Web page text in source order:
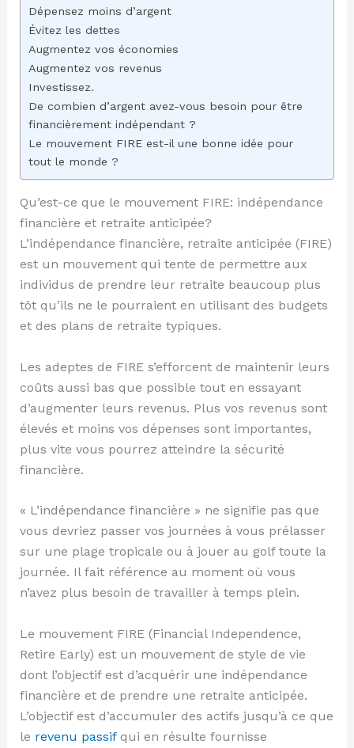
Dépensez moins d’argent
Évitez les dettes
Augmentez vos économies
Augmentez vos revenus
Investissez.
De combien d’argent avez-vous besoin pour être
financièrement indépendant ?
Le mouvement FIRE est-il une bonne idée pour
tout le monde ?
Qu’est-ce que le mouvement FIRE: indépendance
financière et retraite anticipée?
L’indépendance financière, retraite anticipée (FIRE)
est un mouvement qui tente de permettre aux
individus de prendre leur retraite beaucoup plus
tôt qu’ils ne le pourraient en utilisant des budgets
et des plans de retraite typiques.
Les adeptes de FIRE s’efforcent de maintenir leurs
coûts aussi bas que possible tout en essayant
d’augmenter leurs revenus. Plus vos revenus sont
élevés et moins vos dépenses sont importantes,
plus vite vous pourrez atteindre la sécurité
financière.
« L’indépendance financière » ne signifie pas que
vous devriez passer vos journées à vous prélasser
sur une plage tropicale ou à jouer au golf toute la
journée. Il fait référence au moment où vous
n’avez plus besoin de travailler à temps plein.
Le mouvement FIRE (Financial Independence,
Retire Early) est un mouvement de style de vie
dont l’objectif est d’acquérir une indépendance
financière et de prendre une retraite anticipée.
L’objectif est d’accumuler des actifs jusqu’à ce que
le revenu passifqui en résulte fournisse